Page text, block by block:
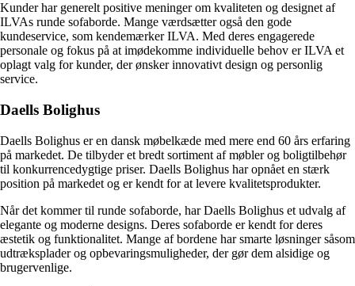
Kunder har generelt positive meninger om kvaliteten og designet af
ILVAs runde sofaborde. Mange værdsætter også den gode
kundeservice, som kendemærker ILVA. Med deres engagerede
personale og fokus på at imødekomme individuelle behov er ILVA et
oplagt valg for kunder, der ønsker innovativt design og personlig
service.
Daells Bolighus
Daells Bolighus er en dansk møbelkæde med mere end 60 års erfaring
på markedet. De tilbyder et bredt sortiment af møbler og boligtilbehør
til konkurrencedygtige priser. Daells Bolighus har opnået en stærk
position på markedet og er kendt for at levere kvalitetsprodukter.
Når det kommer til runde sofaborde, har Daells Bolighus et udvalg af
elegante og moderne designs. Deres sofaborde er kendt for deres
æstetik og funktionalitet. Mange af bordene har smarte løsninger såsom
udtræksplader og opbevaringsmuligheder, der gør dem alsidige og
brugervenlige.